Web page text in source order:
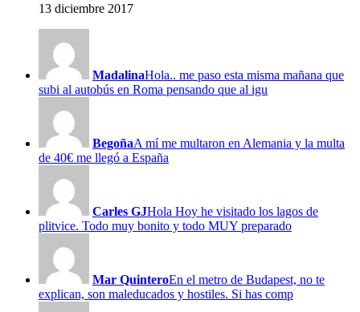
13 diciembre 2017
MadalinaHola.. me paso esta misma mañana que
subi al autobús en Roma pensando que al igu
BegoñaA mí me multaron en Alemania y la multa
de 40€ me llegó a España
Carles GJHola Hoy he visitado los lagos de
plitvice. Todo muy bonito y todo MUY preparado
Mar QuinteroEn el metro de Budapest, no te
explican, son maleducados y hostiles. Si has comp